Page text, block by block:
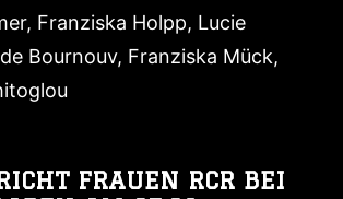
Franziska Holpp, Lucie
Bournouv, Franziska Mück,
FRAUEN RCR BEI